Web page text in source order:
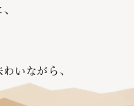
いながら、